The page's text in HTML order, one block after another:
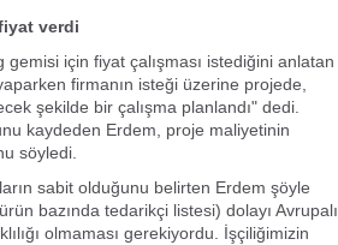
verdi
için fiyat çalışması istediğini anlatan
firmanın isteği üzerine projede,
şekilde bir çalışma planlandı" dedi.
kaydeden Erdem, proje maliyetinin
söyledi.
sabit olduğunu belirten Erdem şöyle
bazında tedarikçi listesi) dolayı Avrupalı
olmaması gerekiyordu. İşçiliğimizin